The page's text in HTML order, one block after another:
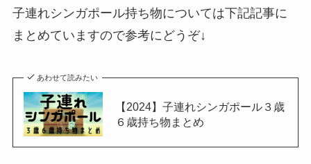
子連れシンガポール持ち物については下記記事に
まとめていますので参考にどうぞ↓
あわせて読みたい
【2024】子連れシンガポール３歳
６歳持ち物まとめ